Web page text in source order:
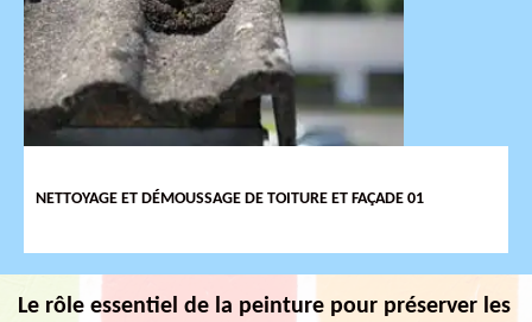
NETTOYAGE ET DÉMOUSSAGE DE TOITURE ET FAÇADE 01
Le rôle essentiel de la peinture pour préserver les